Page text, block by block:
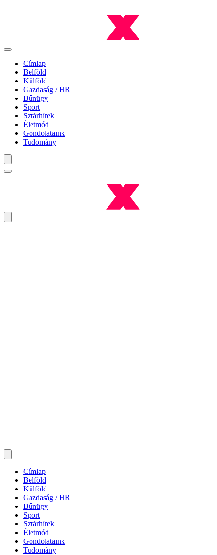
Címlap
Belföld
Külföld
Gazdaság / HR
Bűnügy
Sport
Sztárhírek
Életmód
Gondolataink
Tudomány
Címlap
Belföld
Külföld
Gazdaság / HR
Bűnügy
Sport
Sztárhírek
Életmód
Gondolataink
Tudomány